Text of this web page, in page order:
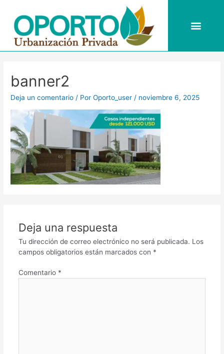
contenido
banner2
Deja un comentario / PorOporto_user / noviembre 6, 2025
Deja una respuesta
Tu dirección de correo electrónico no será publicada. Los
campos obligatorios están marcados con *
Comentario *